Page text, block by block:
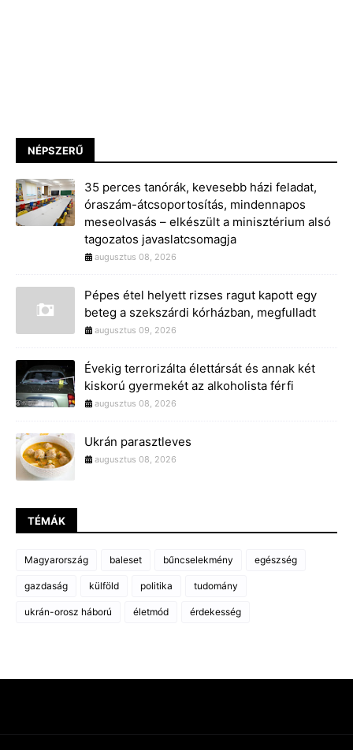
NÉPSZERŰ
35 perces tanórák, kevesebb házi feladat,
óraszám-átcsoportosítás, mindennapos
meseolvasás – elkészült a minisztérium alsó
tagozatos javaslatcsomagja
augusztus 08, 2026
Pépes étel helyett rizses ragut kapott egy
beteg a szekszárdi kórházban, megfulladt
augusztus 09, 2026
Évekig terrorizálta élettársát és annak két
kiskorú gyermekét az alkoholista férfi
augusztus 08, 2026
Ukrán parasztleves
augusztus 08, 2026
TÉMÁK
Magyarország baleset bűncselekmény egészség
gazdaság külföld politika tudomány
ukrán-orosz háború életmód érdekesség